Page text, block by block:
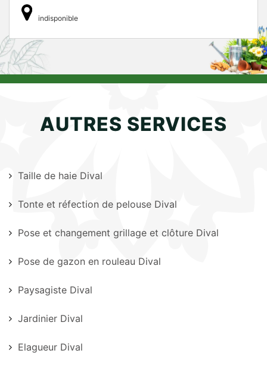
indisponible
AUTRES SERVICES
Taille de haie Dival
Tonte et réfection de pelouse Dival
Pose et changement grillage et clôture Dival
Pose de gazon en rouleau Dival
Paysagiste Dival
Jardinier Dival
Elagueur Dival